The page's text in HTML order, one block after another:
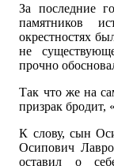
За последние
памятников
окрестностях
не
прочно
Так что же на
призрак бродит,
К слову, сын
Осипович
оставил о